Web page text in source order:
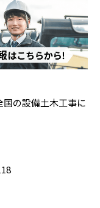
の設備土木工事に